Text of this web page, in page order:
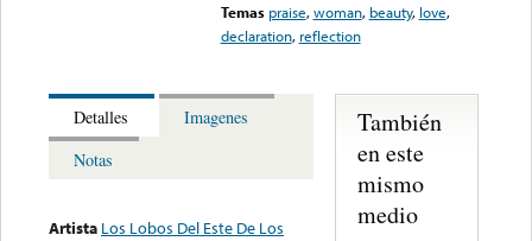
Temas praise,woman, beauty, love,
declaration, reflection
Detalles
Imagenes
Notas
Artista Los Lobos Del Este De Los
También
en este
mismo
medio